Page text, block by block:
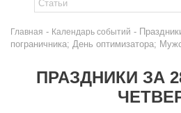
Главная - Календарь событий -
пограничника; День оптимизатора;
ПРАЗДНИКИ ЗА